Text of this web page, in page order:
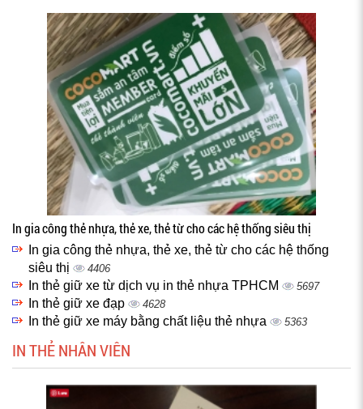
In gia công thẻ nhựa, thẻ xe, thẻ từ cho các hệ thống siêu thị
In gia công thẻ nhựa, thẻ xe, thẻ từ cho các hệ thống
siêu thị
4406
In thẻ giữ xe từ dịch vụ in thẻ nhựa TPHCM 5697
In thẻ giữ xe đạp 4628
In thẻ giữ xe máy bằng chất liệu thẻ nhựa 5363
IN THẺ NHÂN VIÊN